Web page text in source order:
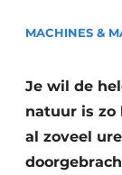
Privacy
Video’s
MACHINES &
Je wil de
natuur is zo
al zoveel